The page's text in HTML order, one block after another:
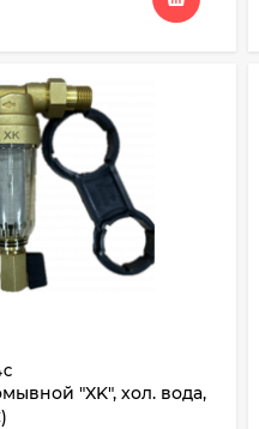
"XK", хол. вода,